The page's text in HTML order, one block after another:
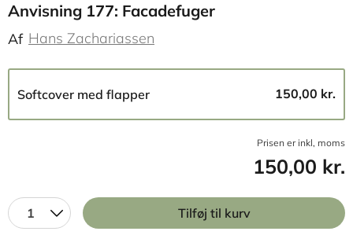
Anvisning 177: Facadefuger
Af Hans Zachariassen
Softcover med flapper 150,00 kr.
Prisen er inkl, moms
150,00 kr.
1 Tilføj til kurv